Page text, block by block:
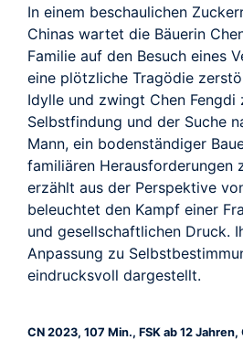
In einem beschaulichen
Chinas wartet die Bäuerin
Familie auf den Besuch eines
eine plötzliche Tragödie
Idylle und zwingt Chen Fengdi
Selbstfindung und der Suche
Mann, ein bodenständiger
familiären Herausforderungen
erzählt aus der Perspektive
beleuchtet den Kampf einer
und gesellschaftlichen Druck.
Anpassung zu
eindrucksvoll dargestellt.
CN 2023, 107 Min., FSK ab 12 Jahren,